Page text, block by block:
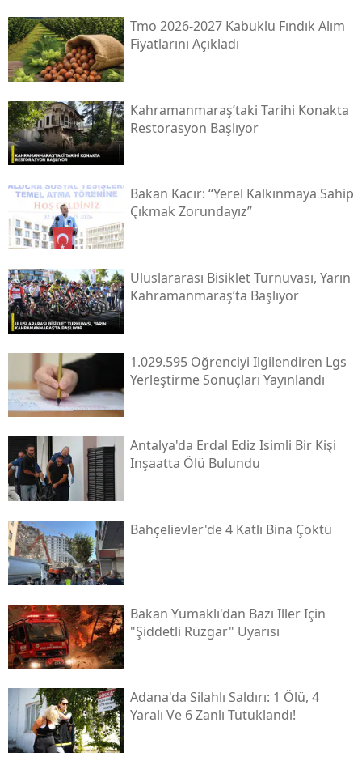
Tmo 2026-2027 Kabuklu Fındık Alım
Fiyatlarını Açıkladı
Kahramanmaraş’taki Tarihi Konakta
Restorasyon Başlıyor
Bakan Kacır: “yerel Kalkınmaya Sahip
Çıkmak Zorundayız”
Uluslararası Bisiklet Turnuvası, Yarın
Kahramanmaraş’ta Başlıyor
1.029.595 Öğrenciyi Ilgilendiren Lgs
Yerleştirme Sonuçları Yayınlandı
Antalya'da Erdal Ediz Isimli Bir Kişi
Inşaatta Ölü Bulundu
Bahçelievler'de 4 Katlı Bina Çöktü
Bakan Yumaklı'dan Bazı Iller Için
"şiddetli Rüzgar" Uyarısı
Adana'da Silahlı Saldırı: 1 Ölü, 4
Yaralı Ve 6 Zanlı Tutuklandı!